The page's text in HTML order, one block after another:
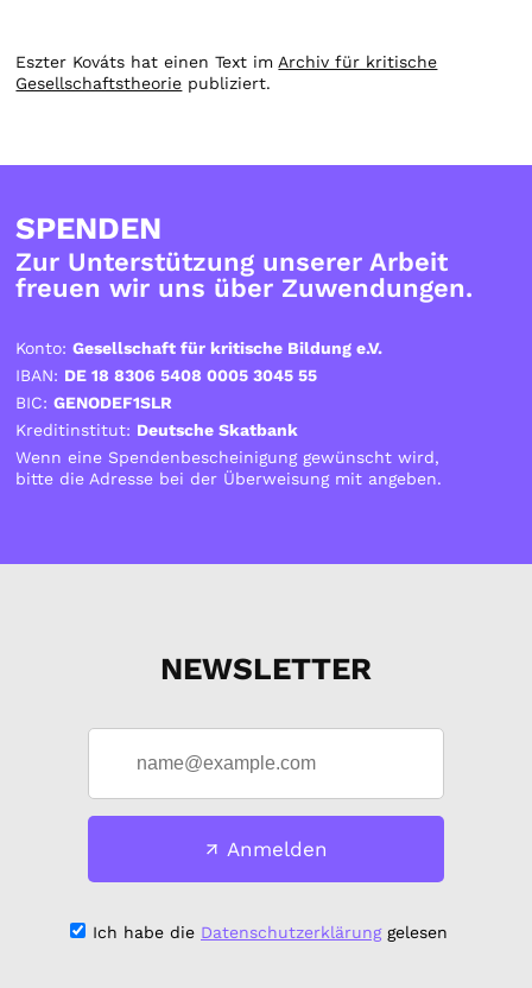
Eszter Kováts hat einen Text im Archiv für kritische
Gesellschaftstheorie publiziert.
SPENDEN
Zur Unterstützung unserer Arbeit
freuen wir uns über Zuwendungen.
Konto:Gesellschaft für kritische Bildung e.V.
IBAN: DE 18 8306 5408 0005 3045 55
BIC:GENODEF1SLR
Kreditinstitut: Deutsche Skatbank
Wenn eine Spendenbescheinigung gewünscht wird,
bitte die Adresse bei der Überweisung mit angeben.
NEWSLETTER
Anmelden
Ich habe die Datenschutzerklärunggelesen